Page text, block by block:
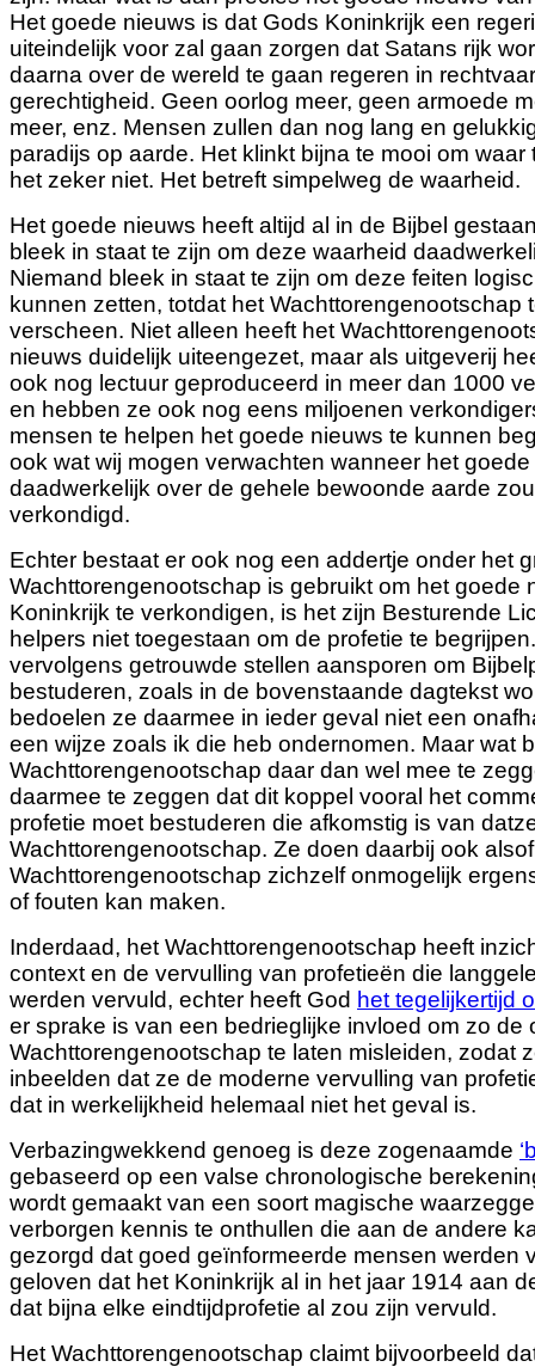
Het goede nieuws is dat Gods Koninkrijk een
uiteindelijk voor zal gaan zorgen dat Satans rijk
daarna over de wereld te gaan regeren in
gerechtigheid. Geen oorlog meer, geen armoede
meer, enz. Mensen zullen dan nog lang en
paradijs op aarde. Het klinkt bijna te mooi om waar
het zeker niet. Het betreft simpelweg de waarheid.
Het goede nieuws heeft altijd al in de Bijbel
bleek in staat te zijn om deze waarheid
Niemand bleek in staat te zijn om deze feiten
kunnen zetten, totdat het Wachttorengenootschap
verscheen. Niet alleen heeft het
nieuws duidelijk uiteengezet, maar als uitgeverij
ook nog lectuur geproduceerd in meer dan 1000
en hebben ze ook nog eens miljoenen
mensen te helpen het goede nieuws te kunnen
ook wat wij mogen verwachten wanneer het
daadwerkelijk over de gehele bewoonde aarde
verkondigd.
Echter bestaat er ook nog een addertje onder het
Wachttorengenootschap is gebruikt om het goede
Koninkrijk te verkondigen, is het zijn Besturende
helpers niet toegestaan ​om ​de profetie te
vervolgens getrouwde stellen aansporen om
bestuderen, zoals in de bovenstaande dagtekst
bedoelen ze daarmee in ieder geval niet een
een wijze zoals ik die heb ondernomen. Maar wat
Wachttorengenootschap daar dan wel mee te
daarmee te zeggen dat dit koppel vooral het
profetie moet bestuderen die afkomstig is van
Wachttorengenootschap. Ze doen daarbij ook
Wachttorengenootschap zichzelf onmogelijk
of fouten kan maken.
Inderdaad, het Wachttorengenootschap heeft
context en de vervulling van profetieën die
werden vervuld, echter heeft God het tegelijkertijd
er sprake is van een bedrieglijke invloed ​​om zo de
Wachttorengenootschap te laten misleiden, zodat
inbeelden dat ze de moderne vervulling van
dat in werkelijkheid helemaal niet het geval is.
Verbazingwekkend genoeg is deze zogenaamde
gebaseerd op een valse chronologische
wordt gemaakt van een soort magische
verborgen kennis te onthullen die aan de andere
gezorgd dat goed geïnformeerde mensen werden
geloven dat het Koninkrijk al in het jaar 1914 aan
dat bijna elke eindtijdprofetie al zou zijn vervuld.
Het Wachttorengenootschap claimt bijvoorbeeld